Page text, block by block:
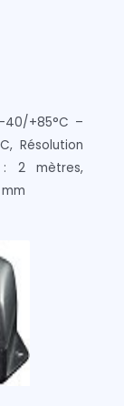
40/+85°C –
Résolution
: 2 mètres,